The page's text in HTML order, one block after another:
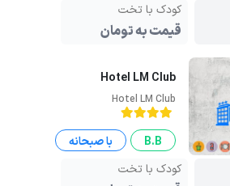
کودک با تخت
قیمت به تومان
Hotel LM Club
Hotel LM Club
B.B
با صبحانه
کودک با تخت